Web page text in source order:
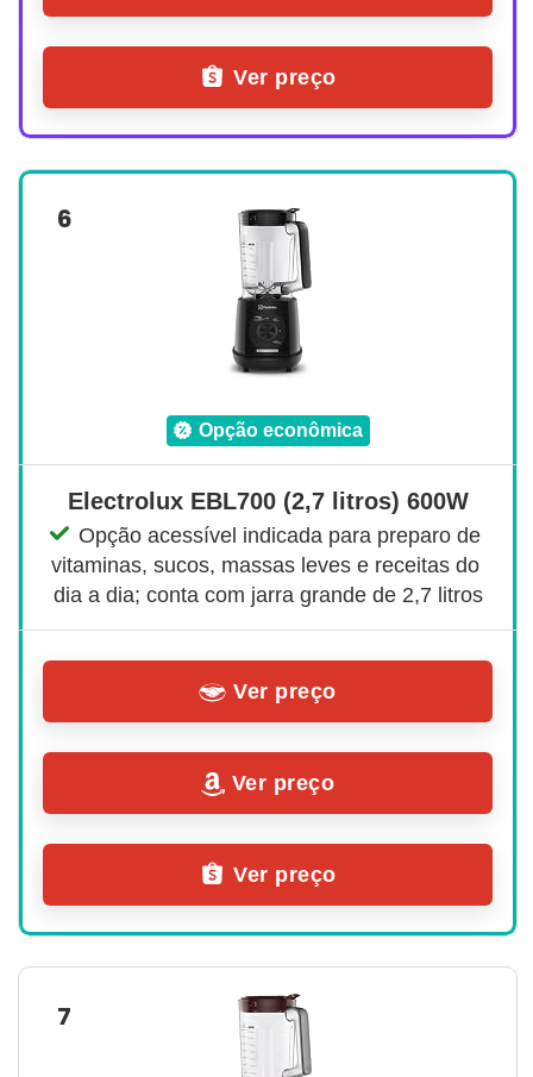
Ver preço
6
opção econômica
Electrolux EBL700 (2,7 litros) 600W
Opção acessível indicada para preparo de
vitaminas, sucos, massas leves e receitas do
dia a dia; conta com jarra grande de 2,7 litros
Ver preço
Ver preço
Ver preço
7